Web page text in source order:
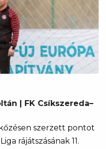
| FK Csíkszereda–
szerzett pontot
rájátszásának 11.